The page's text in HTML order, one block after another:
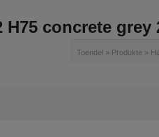
H75 concrete
Toendel > Produkte >